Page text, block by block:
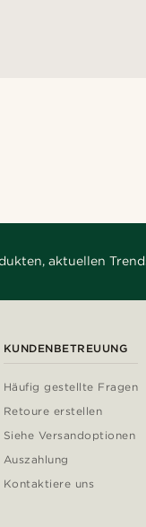
aktuellen
KUNDENBETREUUNG
Häufig gestellte Fragen
Retoure erstellen
Siehe Versandoptionen
Auszahlung
Kontaktiere uns